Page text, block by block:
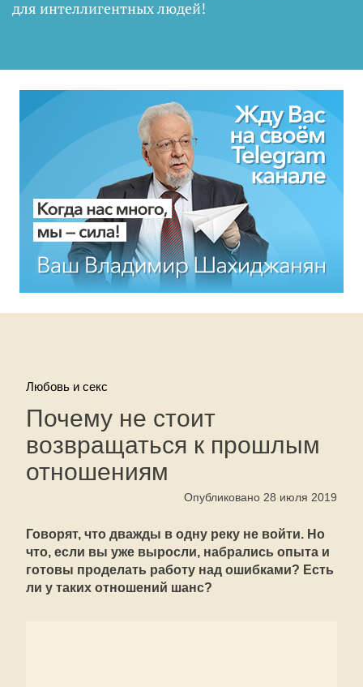
для интеллигентных людей!
Любовь и секс
Почему не стоит
возвращаться к прошлым
отношениям
Опубликовано 28 июля 2019
Говорят, что дважды в одну реку не войти. Но
что, если вы уже выросли, набрались опыта и
готовы проделать работу над ошибками? Есть
ли у таких отношений шанс?